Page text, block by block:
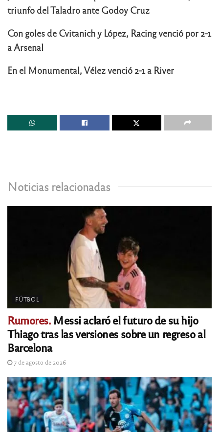
triunfo del Taladro ante Godoy Cruz
Con goles de Cvitanich y López, Racing venció por 2-1
a Arsenal
En el Monumental, Vélez venció 2-1 a River
Noticias relacionadas
FÚTBOL
Rumores.Messi aclaró el futuro de su hijo
Thiago tras las versiones sobre un regreso al
Barcelona
7 de agosto de 2026